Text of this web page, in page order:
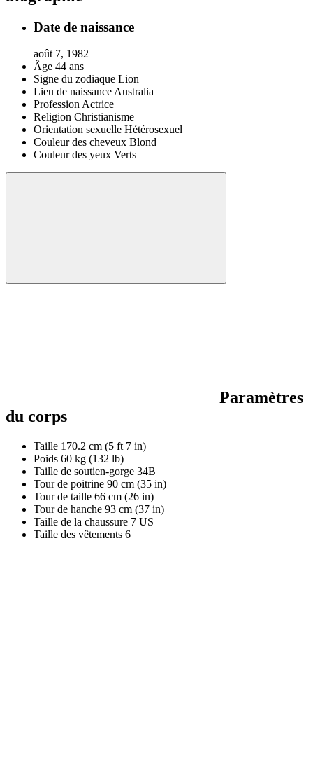
Date de naissance
août 7, 1982
Âge 44 ans
Signe du zodiaque Lion
Lieu de naissanceAustralia
ProfessionActrice
Religion Christianisme
Orientation sexuelle Hétérosexuel
Couleur des cheveux Blond
Couleur des yeux Verts
Paramètres
du corps
Taille 170.2 cm (5 ft 7 in)
Poids 60 kg (132 lb)
Taille de soutien-gorge 34B
Tour de poitrine 90 cm (35 in)
Tour de taille 66 cm (26 in)
Tour de hanche 93 cm (37 in)
Taille de la chaussure 7 US
Taille des vêtements 6